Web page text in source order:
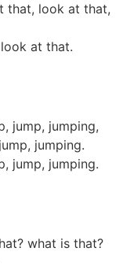
that, look at that,
at that.
jump, jumping,
jumping.
jump, jumping.
what is that?